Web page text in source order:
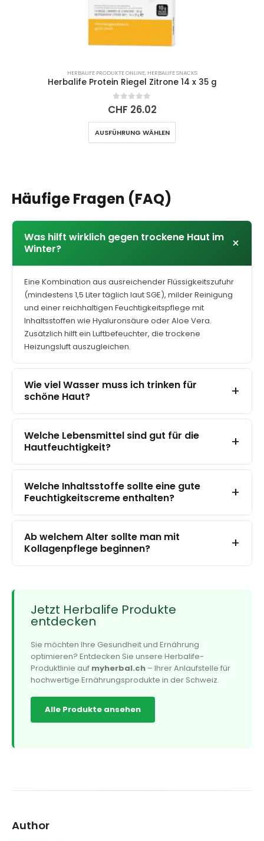
HERBALIFE PRODUKTE ONLINE, HERBALIFE SNACKS
Herbalife Protein Riegel Zitrone 14 x 35 g
0 out of 5
CHF 26.02
AUSFÜHRUNG WÄHLEN
können
auf
gewählt
werden
Häufige Fragen (FAQ)
Was hilft wirklich gegen trockene Haut im
Winter?
+
Eine Kombination aus ausreichender Flüssigkeitszufuhr
(mindestens 1,5 Liter täglich laut SGE), milder Reinigung
und einer reichhaltigen Feuchtigkeitspflege mit
Inhaltsstoffen wie Hyaluronsäure oder Aloe Vera.
Zusätzlich hilft ein Luftbefeuchter, die trockene
Heizungsluft auszugleichen.
Wie viel Wasser muss ich trinken für
schöne Haut?
+
Welche Lebensmittel sind gut für die
Hautfeuchtigkeit?
+
Welche Inhaltsstoffe sollte eine gute
Feuchtigkeitscreme enthalten?
+
Ab welchem Alter sollte man mit
Kollagenpflege beginnen?
+
Jetzt Herbalife Produkte
entdecken
Sie möchten Ihre Gesundheit und Ernährung
optimieren? Entdecken Sie unsere Herbalife-
Produktlinie auf myherbal.ch – Ihrer Anlaufstelle für
hochwertige Ernährungsprodukte in der Schweiz.
Alle Produkte ansehen
Author